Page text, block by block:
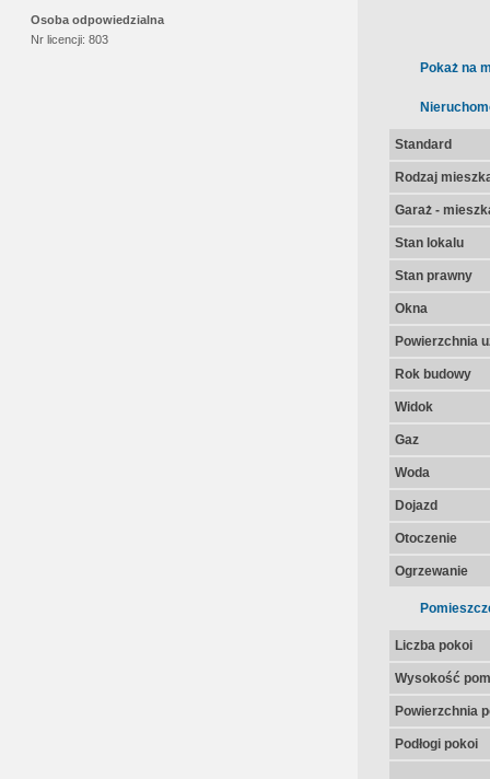
Osoba odpowiedzialna
Nr licencji: 803
Pokaż na
Standard
Rodzaj
Garaż -
Stan lokalu
Stan prawny
Okna
Powierzchnia
Rok budowy
Widok
Gaz
Woda
Dojazd
Otoczenie
Ogrzewanie
Liczba pokoi
Wysokość
Powierzchnia
Podłogi pokoi